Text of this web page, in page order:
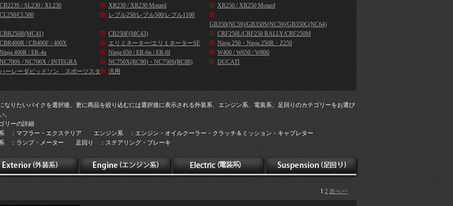
CB223S / SL230 / XL230
XR230 / XR230 Motard
XR250 / XR250 Motard
CL250/CL500
レブル250/レブル500/レブル1100
GB350(NC59)/GB350S(NC59)/GB350C(NC64)
CBR250R(MC41)
CB250F(MC43)
CRF250L/CRF250 RALLY/CRF250M
CBR400R / CB400F / 400X
エリミネーター/エリミネーターSE
Ninja 250・Ninja 250R・Z250
Ninja 400R / ER-4n
Ninja 650 / ER-6n / ER-6f
W400 / W650 / W800
NC700S / NC700X / INTEGRA
NC750X(RC90)・NC750S(RC88)
DUCATI
ハーレーダビッドソン スポーツスタ
汎用
なりたいバイクを選択後、更に商品を絞り込むには選択後に表示される外装系、エンジン系、電装系、足回りのカテゴリーをお選び
。
リーの詳細
：マフラー・エクステリア エンジン系 ：エンジン・オイルクーラー・クラッチ＆ミッション・キャブレター
：ランプ・メーター 足回り ：ステアリング・ブレーキ
1 2 次へ>>